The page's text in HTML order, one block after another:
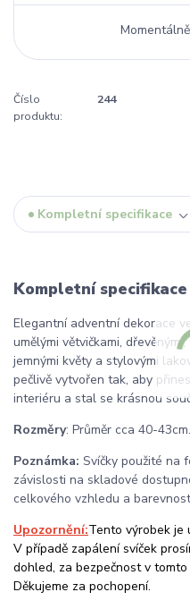
Číslo
produktu:
244
Kompletní specifikace
Kompletní specifikace
Elegantní adventní dekorace
umělými větvičkami,
jemnými květy a stylovými
pečlivě vytvořen tak, aby
interiéru a stal se krásnou
Rozměry: Průměr cca 40-43cm.
Poznámka: Svíčky použité na
závislosti na skladové
celkového vzhledu a
Upozornění:Tento výrobek je
V případě zapálení svíček
dohled, za bezpečnost v
Děkujeme za pochopení.